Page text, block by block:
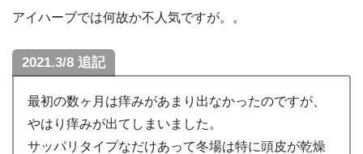
アイハーブでは何故か不人気ですが。。
2021.3/8 追記
最初の数ヶ月は痒みがあまり出なかったのですが、
やはり痒みが出てしまいました。
サッパリタイプなだけあって冬場は特に頭皮が乾燥